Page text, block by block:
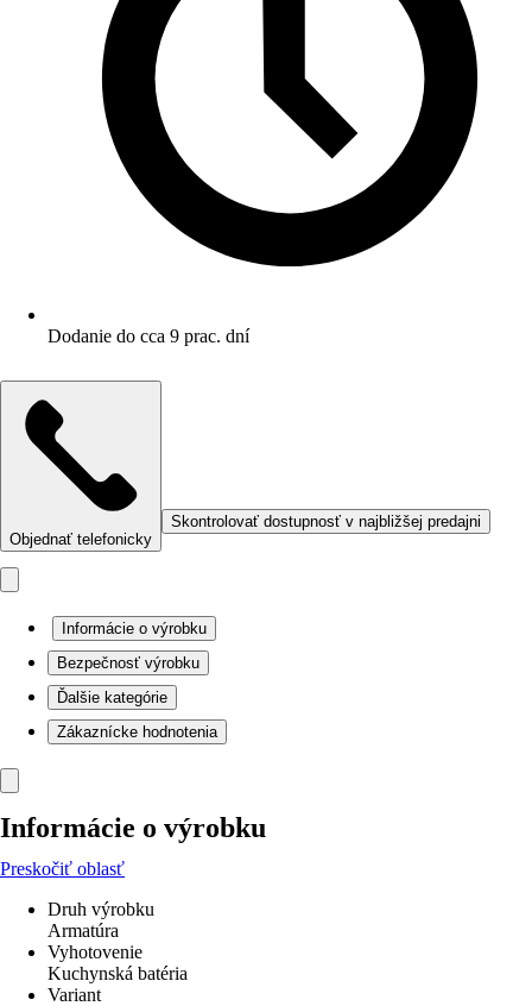
Dodanie do cca 9 prac. dní
Objednať telefonicky
Skontrolovať dostupnosť v najbližšej predajni
Informácie o výrobku
Bezpečnosť výrobku
Ďalšie kategórie
Zákaznícke hodnotenia
Informácie o výrobku
Preskočiť oblasť
Druh výrobku
Armatúra
Vyhotovenie
Kuchynská batéria
Variant